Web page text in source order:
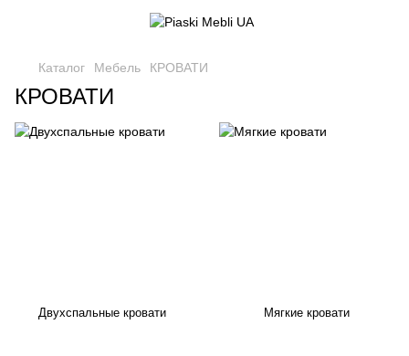
Каталог Мебель КРОВАТИ
КРОВАТИ
Двухспальные кровати Мягкие кровати